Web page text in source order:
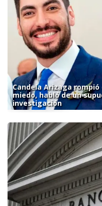
Candela Arizaga
miedo, habló de un
investigación